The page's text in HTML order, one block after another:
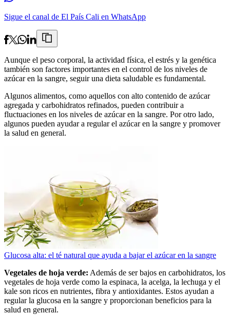
Sigue el canal de El País Cali en WhatsApp
Aunque el peso corporal, la actividad física, el estrés y la genética
también son factores importantes en el control de los niveles de
azúcar en la sangre, seguir una dieta saludable es fundamental.
Algunos alimentos, como aquellos con alto contenido de azúcar
agregada y carbohidratos refinados, pueden contribuir a
fluctuaciones en los niveles de azúcar en la sangre. Por otro lado,
algunos pueden ayudar a regular el azúcar en la sangre y promover
la salud en general.
Glucosa alta: el té natural que ayuda a bajar el azúcar en la sangre
Vegetales de hoja verde: Además de ser bajos en carbohidratos, los
vegetales de hoja verde como la espinaca, la acelga, la lechuga y el
kale son ricos en nutrientes, fibra y antioxidantes. Estos ayudan a
regular la glucosa en la sangre y proporcionan beneficios para la
salud en general.